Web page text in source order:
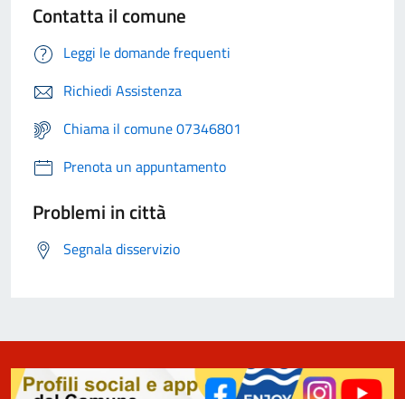
Contatta il comune
Leggi le domande frequenti
Richiedi Assistenza
Chiama il comune 07346801
Prenota un appuntamento
Problemi in città
Segnala disservizio